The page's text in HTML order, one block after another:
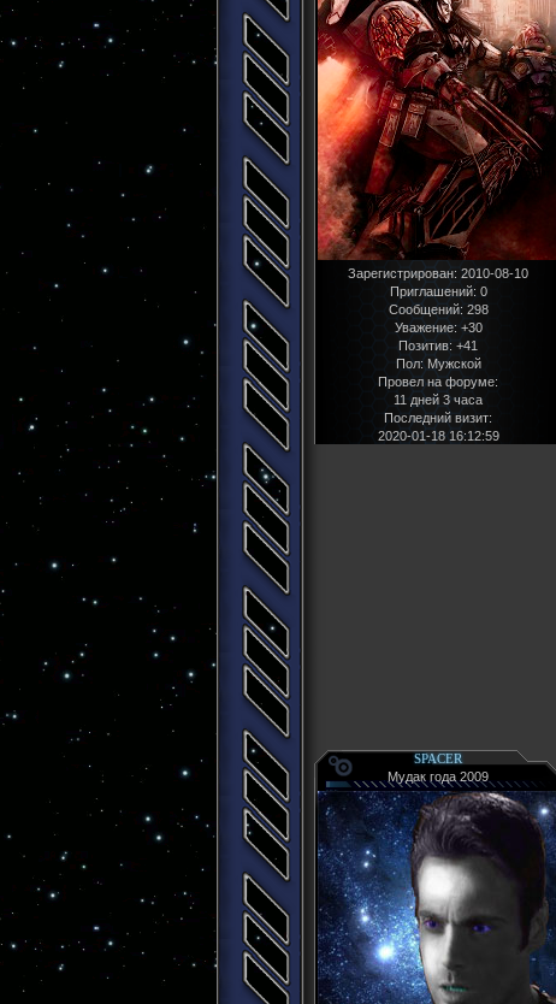
Зарегистрирован: 2010-08-10
Приглашений: 0
Сообщений: 298
Уважение: +30
Позитив: +41
Пол: Мужской
Провел на форуме:
11 дней 3 часа
Последний визит:
2020-01-18 16:12:59
SPACER
Мудак года 2009